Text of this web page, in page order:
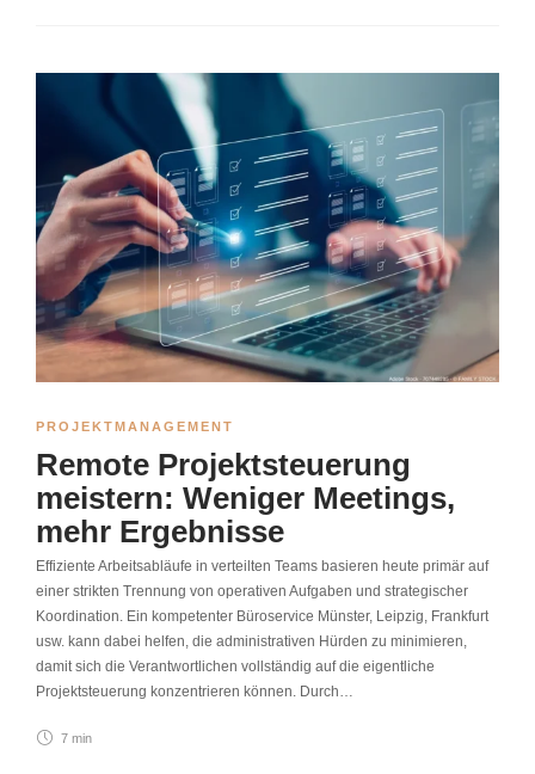
PROJEKTMANAGEMENT
Remote Projektsteuerung
meistern: Weniger Meetings,
mehr Ergebnisse
Effiziente Arbeitsabläufe in verteilten Teams basieren heute primär auf
einer strikten Trennung von operativen Aufgaben und strategischer
Koordination. Ein kompetenter Büroservice Münster, Leipzig, Frankfurt
usw. kann dabei helfen, die administrativen Hürden zu minimieren,
damit sich die Verantwortlichen vollständig auf die eigentliche
Projektsteuerung konzentrieren können. Durch…
7 min